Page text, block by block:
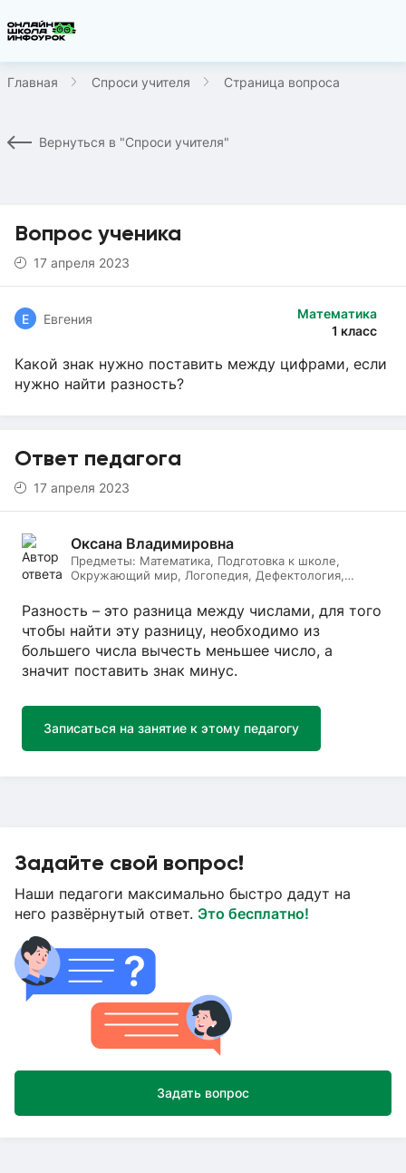
Главная Спроси учителя Страница вопроса
Вернуться в "Спроси учителя"
Вопрос ученика
17 апреля 2023
Математика
1 класс
Е Евгения
Какой знак нужно поставить между цифрами, если
нужно найти разность?
Ответ педагога
17 апреля 2023
Оксана Владимировна
Предметы: Математика, Подготовка к школе,
Окружающий мир, Логопедия, Дефектология,
Разность – это разница между числами, для того
чтобы найти эту разницу, необходимо из
большего числа вычесть меньшее число, а
значит поставить знак минус.
Записаться на занятие к этому педагогу
Задайте свой вопрос!
Наши педагоги максимально быстро дадут на
него развёрнутый ответ. Это бесплатно!
Задать вопрос